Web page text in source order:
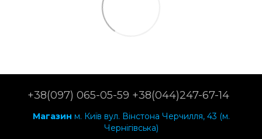
+38(097) 065-05-59 +38(044)247-67-14
Магазин м. Київ вул. Вінстона Черчилля, 43 (м.
Чернігівська)